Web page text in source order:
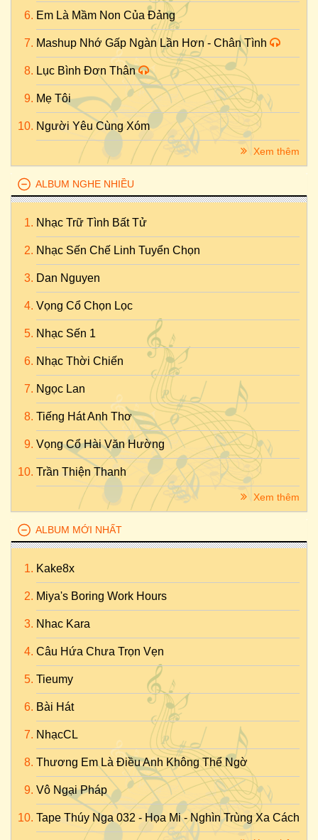
Em Là Mầm Non Của Đảng
Mashup Nhớ Gấp Ngàn Lần Hơn - Chân Tình
Lục Bình Đơn Thân
Mẹ Tôi
Người Yêu Cùng Xóm
Xem thêm
ALBUM NGHE NHIỀU
Nhạc Trữ Tình Bất Tử
Nhạc Sến Chế Linh Tuyển Chọn
Dan Nguyen
Vọng Cổ Chọn Lọc
Nhạc Sến 1
Nhạc Thời Chiến
Ngọc Lan
Tiếng Hát Anh Thơ
Vọng Cổ Hài Văn Hường
Trần Thiện Thanh
Xem thêm
ALBUM MỚI NHẤT
Kake8x
Miya's Boring Work Hours
Nhac Kara
Câu Hứa Chưa Trọn Vẹn
Tieumy
Bài Hát
NhạcCL
Thương Em Là Điều Anh Không Thể Ngờ
Vô Ngại Pháp
Tape Thúy Nga 032 - Họa Mi - Nghìn Trùng Xa Cách